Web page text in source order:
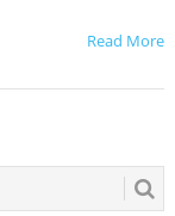
Read More